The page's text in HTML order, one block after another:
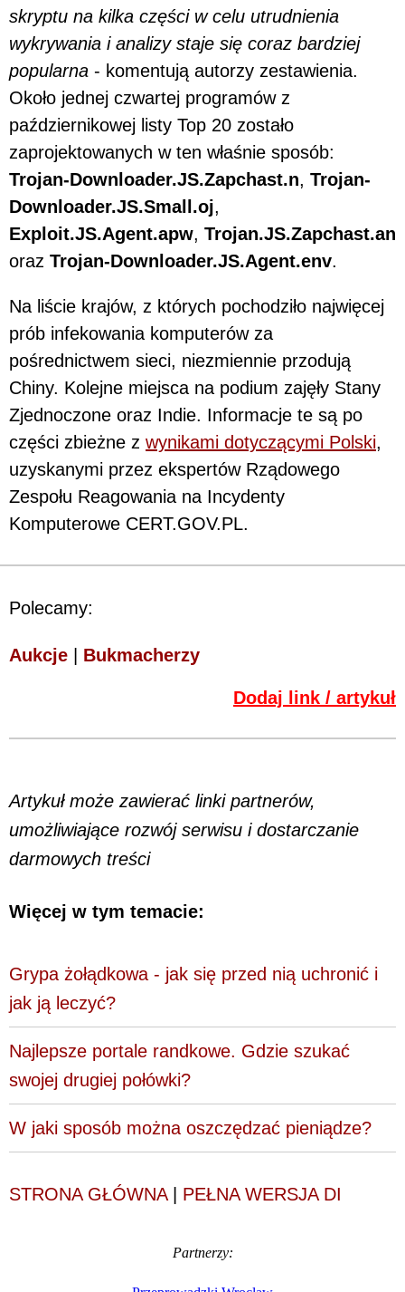
skryptu na kilka części w celu utrudnienia
wykrywania i analizy staje się coraz bardziej
popularna - komentują autorzy zestawienia.
Około jednej czwartej programów z
październikowej listy Top 20 zostało
zaprojektowanych w ten właśnie sposób:
Trojan-Downloader.JS.Zapchast.n, Trojan-
Downloader.JS.Small.oj,
Exploit.JS.Agent.apw, Trojan.JS.Zapchast.an
oraz Trojan-Downloader.JS.Agent.env.
Na liście krajów, z których pochodziło najwięcej
prób infekowania komputerów za
pośrednictwem sieci, niezmiennie przodują
Chiny. Kolejne miejsca na podium zajęły Stany
Zjednoczone oraz Indie. Informacje te są po
części zbieżne z wynikami dotyczącymi Polski,
uzyskanymi przez ekspertów Rządowego
Zespołu Reagowania na Incydenty
Komputerowe CERT.GOV.PL.
Polecamy:
Aukcje Bukmacherzy
Dodaj link / artykuł
Artykuł może zawierać linki partnerów,
umożliwiające rozwój serwisu i dostarczanie
darmowych treści
Więcej w tym temacie:
Grypa żołądkowa - jak się przed nią uchronić i
jak ją leczyć?
Najlepsze portale randkowe. Gdzie szukać
swojej drugiej połówki?
W jaki sposób można oszczędzać pieniądze?
STRONA GŁÓWNA| PEŁNA WERSJA DI
Partnerzy: